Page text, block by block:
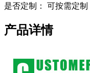
是否定制： 可按需定制
产品详情